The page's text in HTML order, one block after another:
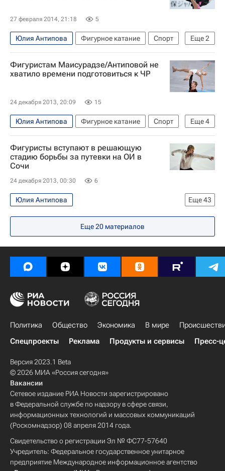
Анна Погорилая
Фёдор Климов
Ксения Столбова
Максим Ковтун
Нодари Маисурадзе
Юрий Ларионов
Максим Траньков
Татьяна Волосожар
27 февраля 2014, 21:18 5
Еще2
Юлия Антипова Фигурное катание
Спорт
Мультимедийный спортивный пакет
Нодари Маисурадзе
Фигуристам Маисурадзе/Антиповой не
хватило времени подготовиться к ЧР
24 декабря 2013, 20:09 15
Еще4
Юлия Антипова Фигурное катание
Спорт
Мультимедийный спортивный пакет
Чемпионат России по фигурному катанию-2013
Чемпионат России по фигурному катанию
Нодари Маисурадзе
Фигуристы вступают в решающую
стадию борьбы за путевки на ОИ в
Сочи
24 декабря 2013, 00:30 6
Еще43
Юлия Антипова
Фигурное катание - Сочи 2014
Спорт
Фигурное катание
Мультимедийный спортивный пакет
Чемпионат России по фигурному катанию-2013
Чемпионат России по фигурному катанию
Зимние Олимпийские игры 2014
Анна Погорилая
Фёдор Климов
Ксения Столбова
Софья Бирюкова
Ксения Монько
Серафима Саханович
Максим Ковтун
Артур Гачинский
Никита Кацалапов
Елена Ильиных
Юрий Ларионов
Дмитрий Соловьёв
Екатерина Боброва
Вера Базарова
Юко Кавагути
Еще20 материалов
Политика Общество Экономика В мире
Спецпроекты
Реклама Продукты и сервисы Пресс-
Версия 2023.1 Beta
© 2026 МИА «Россия сегодня»
Вакансии
Сетевое издание РИА Новости зарегистрировано
в Федеральной службе по надзору в сфере связи,
информационных технологий и массовых коммуникаций
(Роскомнадзор) 08 апреля 2014 года.
Свидетельство о регистрации Эл № ФС77-57640
Учредитель: Федеральное государственное унитарное
предприятие Международное информационное агентство